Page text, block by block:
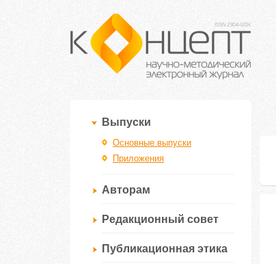
Выпуски
Основные выпуски
Приложения
Авторам
Редакционный совет
Публикационная этика